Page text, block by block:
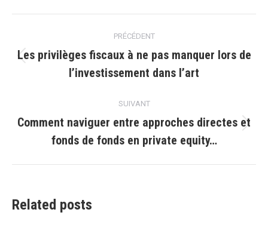
article
PRÉCÉDENT
Article
précédent
Les privilèges fiscaux à ne pas manquer lors de
l’investissement dans l’art
SUIVANT
Article
suivant
:
Comment naviguer entre approches directes et
fonds de fonds en private equity…
Related posts